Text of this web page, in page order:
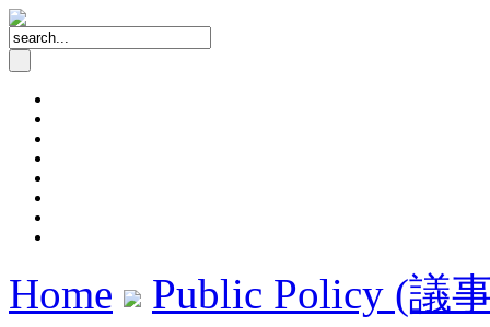
Home
Public Policy (議